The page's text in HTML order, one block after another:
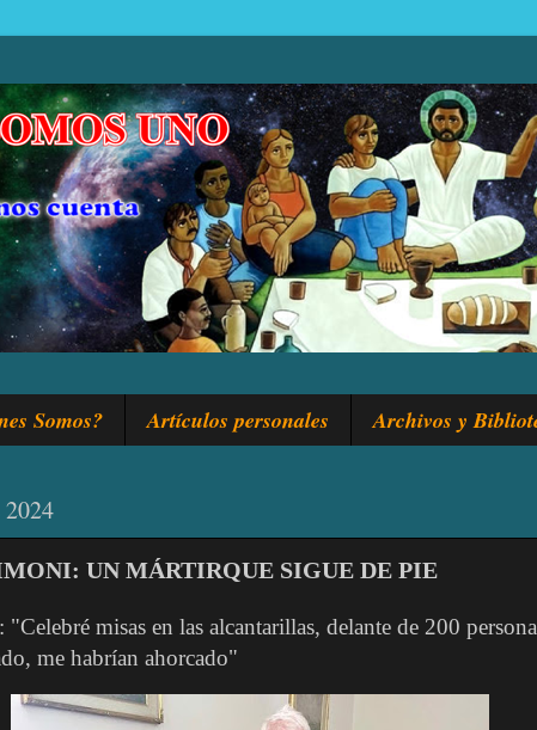
Somos? Artículos personales Archivos y
UN MÁRTIRQUE SIGUE DE PIE
misas en las alcantarillas, delante de 200
me habrían ahorcado"